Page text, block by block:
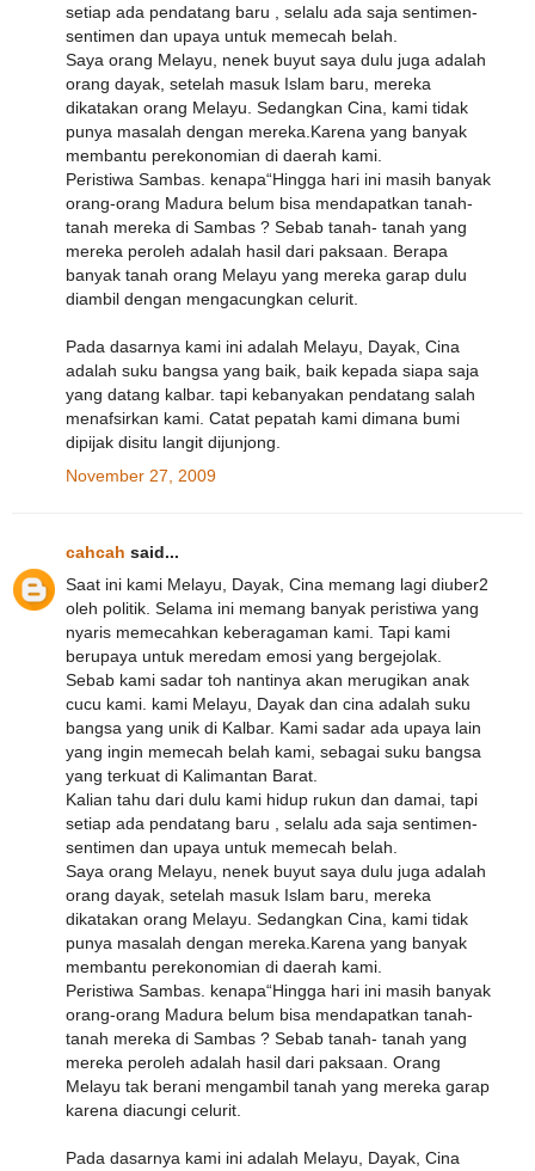
setiap ada pendatang baru , selalu ada saja sentimen-
sentimen dan upaya untuk memecah belah.
Saya orang Melayu, nenek buyut saya dulu juga adalah
orang dayak, setelah masuk Islam baru, mereka
dikatakan orang Melayu. Sedangkan Cina, kami tidak
punya masalah dengan mereka.Karena yang banyak
membantu perekonomian di daerah kami.
Peristiwa Sambas. kenapa“Hingga hari ini masih banyak
orang-orang Madura belum bisa mendapatkan tanah-
tanah mereka di Sambas ? Sebab tanah- tanah yang
mereka peroleh adalah hasil dari paksaan. Berapa
banyak tanah orang Melayu yang mereka garap dulu
diambil dengan mengacungkan celurit.
Pada dasarnya kami ini adalah Melayu, Dayak, Cina
adalah suku bangsa yang baik, baik kepada siapa saja
yang datang kalbar. tapi kebanyakan pendatang salah
menafsirkan kami. Catat pepatah kami dimana bumi
dipijak disitu langit dijunjong.
November 27, 2009
cahcah said...
Saat ini kami Melayu, Dayak, Cina memang lagi diuber2
oleh politik. Selama ini memang banyak peristiwa yang
nyaris memecahkan keberagaman kami. Tapi kami
berupaya untuk meredam emosi yang bergejolak.
Sebab kami sadar toh nantinya akan merugikan anak
cucu kami. kami Melayu, Dayak dan cina adalah suku
bangsa yang unik di Kalbar. Kami sadar ada upaya lain
yang ingin memecah belah kami, sebagai suku bangsa
yang terkuat di Kalimantan Barat.
Kalian tahu dari dulu kami hidup rukun dan damai, tapi
setiap ada pendatang baru , selalu ada saja sentimen-
sentimen dan upaya untuk memecah belah.
Saya orang Melayu, nenek buyut saya dulu juga adalah
orang dayak, setelah masuk Islam baru, mereka
dikatakan orang Melayu. Sedangkan Cina, kami tidak
punya masalah dengan mereka.Karena yang banyak
membantu perekonomian di daerah kami.
Peristiwa Sambas. kenapa“Hingga hari ini masih banyak
orang-orang Madura belum bisa mendapatkan tanah-
tanah mereka di Sambas ? Sebab tanah- tanah yang
mereka peroleh adalah hasil dari paksaan. Orang
Melayu tak berani mengambil tanah yang mereka garap
karena diacungi celurit.
Pada dasarnya kami ini adalah Melayu, Dayak, Cina